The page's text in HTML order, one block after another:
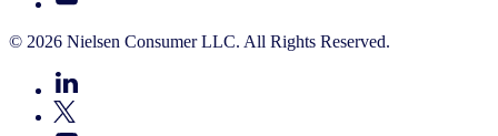
© 2026 Nielsen Consumer LLC. All Rights Reserved.